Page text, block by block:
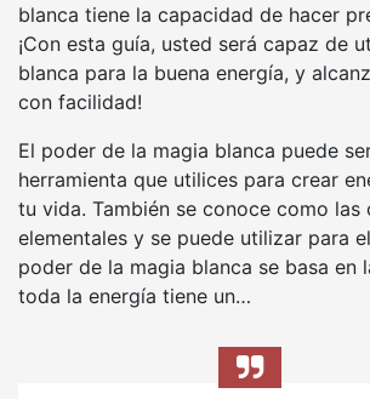
blanca tiene la capacidad de hacer
¡Con esta guía, usted será capaz de
blanca para la buena energía, y
con facilidad!
El poder de la magia blanca puede
herramienta que utilices para crear
tu vida. También se conoce como las
elementales y se puede utilizar para
poder de la magia blanca se basa en
toda la energía tiene un…